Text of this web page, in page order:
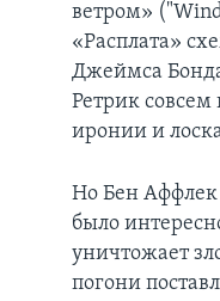
ветром»
«Расплата»
Джеймса
Ретрик
иронии и
Но Бен Аффлек
было
уничтожает
погони